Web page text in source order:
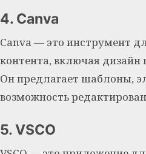
4. Canva
Canva — это инструмент
контента, включая дизайн
Он предлагает шаблоны,
возможность
5. VSCO